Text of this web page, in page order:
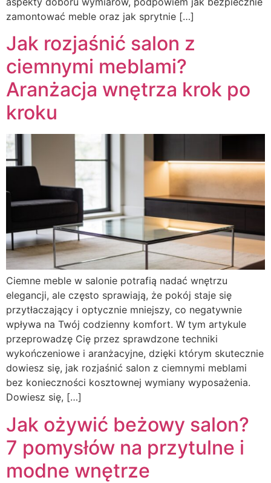
zamontować meble oraz jak sprytnie […]
Jak rozjaśnić salon z
ciemnymi meblami?
Aranżacja wnętrza krok po
kroku
Ciemne meble w salonie potrafią nadać wnętrzu
elegancji, ale często sprawiają, że pokój staje się
przytłaczający i optycznie mniejszy, co negatywnie
wpływa na Twój codzienny komfort. W tym artykule
przeprowadzę Cię przez sprawdzone techniki
wykończeniowe i aranżacyjne, dzięki którym skutecznie
dowiesz się, jak rozjaśnić salon z ciemnymi meblami
bez konieczności kosztownej wymiany wyposażenia.
Dowiesz się, […]
Jak ożywić beżowy salon?
7 pomysłów na przytulne i
modne wnętrze